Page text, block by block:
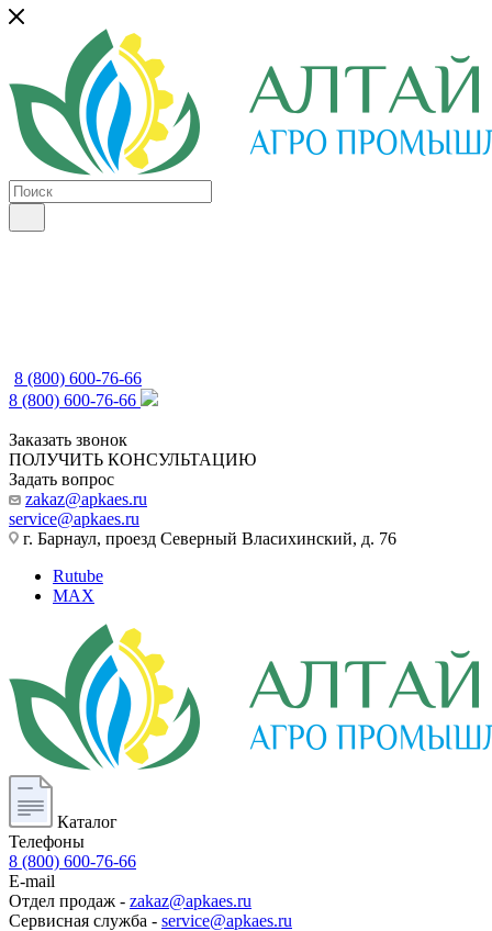
8 (800) 600-76-66
8 (800) 600-76-66
Заказать звонок
ПОЛУЧИТЬ КОНСУЛЬТАЦИЮ
Задать вопрос
zakaz@apkaes.ru
service@apkaes.ru
г. Барнаул, проезд Северный Власихинский, д. 76
Rutube
MAX
Каталог
Телефоны
8 (800) 600-76-66
E-mail
Отдел продаж - zakaz@apkaes.ru
Сервисная служба - service@apkaes.ru